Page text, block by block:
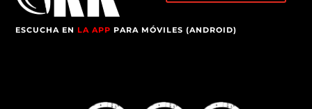
ESCUCHA ENLA APP PARA MÓVILES (ANDROID)